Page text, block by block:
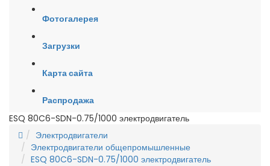
Фотогалерея
Загрузки
Карта сайта
Распродажа
ESQ 80C6-SDN-0.75/1000 электродвигатель
Электродвигатели
Электродвигатели общепромышленные
ESQ 80C6-SDN-0.75/1000 электродвигатель